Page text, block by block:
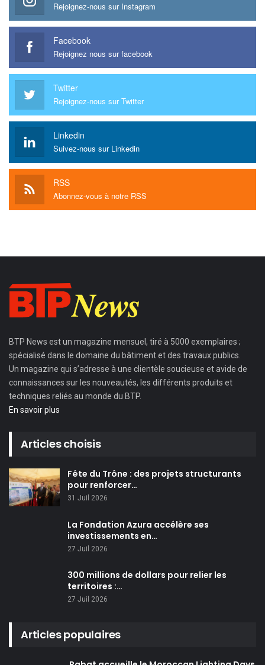
Rejoignez-nous sur Instagram
Facebook
Rejoignez nous sur facebook
Twitter
Rejoignez-nous sur Twitter
Linkedin
Suivez-nous sur Linkedin
RSS
Abonnez-vous à notre RSS
BTP News est un magazine mensuel, tiré à 5000 exemplaires ;
spécialisé dans le domaine du bâtiment et des travaux publics.
Un magazine qui s’adresse à une clientèle soucieuse et avide de
connaissances sur les nouveautés, les différents produits et
techniques reliés au monde du BTP.
En savoir plus
Articles choisis
Fête du Trône : des projets structurants
pour renforcer…
31 Juil 2026
La Fondation Azura accélère ses
investissements en…
27 Juil 2026
300 millions de dollars pour relier les
territoires :…
27 Juil 2026
Articles populaires